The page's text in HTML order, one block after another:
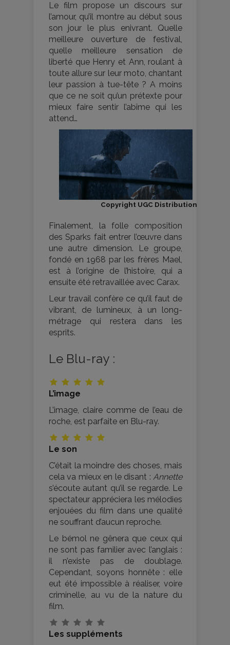
Le film propose un discours sur
l’amour, qu’il montre au début sous
son jour le plus enivrant. Quelle
meilleure ouverture de festival,
quelle meilleure sensation de
liberté que Henry et Ann, roulant à
toute allure sur leur moto, chantant
leur passion à tue-tête ? A moins
que ce ne soit qu’un prétexte pour
mieux faire sentir l’abîme qui les
attend…
Copyright UGC Distribution
Finalement, la folle composition
des Sparks fait entrer l’œuvre dans
une autre dimension. Le groupe,
fondé en 1968 par les frères Mael,
est à l’origine de l’histoire, qui a
ensuite été retravaillée avec Carax.
Leur travail confère ce qu’il faut de
vibrant, de lumineux, à un long-
métrage qui restera dans les
esprits.
Le Blu-ray :
L’image
L’image, claire comme de l’eau de
roche, est parfaite en Blu-ray.
Le son
C’était la moindre des choses, mais
cela va mieux en le disant : Annette
s’écoute autant qu’il se regarde. Le
spectateur appréciera les mélodies
enjouées du film dans une qualité
ne souffrant d’aucun reproche.
Le bémol ne gênera que ceux qui
ne sont pas familier avec l’anglais :
il n’existe pas de doublage.
Cependant, soyons honnête : elle
eut été impossible à réaliser, voire
criminelle, au vu de la nature du
film.
Les suppléments